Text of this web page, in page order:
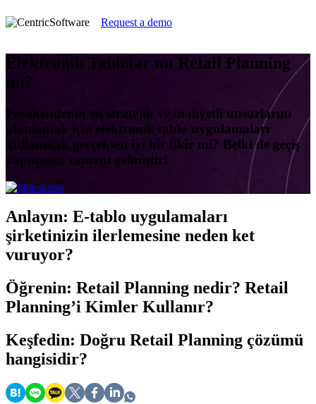
Request a demo
Elektronik Tablolar mı Retail Planning
mi?
Perakendenin en stratejik ve maliyetli unsurlarını
planlamak için elektronik tablo uygulamaları
kullanmak gerçekten iyi bir fikir mi? Belki de geçiş
yapmanın zamanı gelmiştir!
Anlayın: E-tablo uygulamaları
şirketinizin ilerlemesine neden ket
vuruyor?
Öğrenin: Retail Planning nedir? Retail
Planning’i Kimler Kullanır?
Keşfedin: Doğru Retail Planning çözümü
hangisidir?